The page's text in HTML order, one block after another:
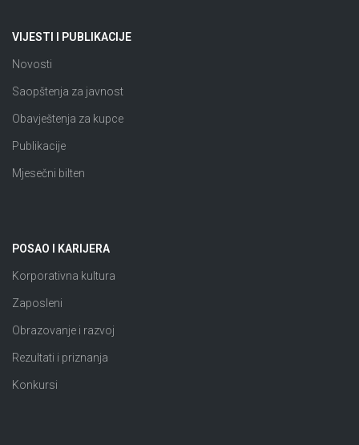
VIJESTI I PUBLIKACIJE
Novosti
Saopštenja za javnost
Obavještenja za kupce
Publikacije
Mjesečni bilten
POSAO I KARIJERA
Korporativna kultura
Zaposleni
Obrazovanje i razvoj
Rezultati i priznanja
Konkursi